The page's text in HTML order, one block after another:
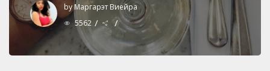
byМаргарэт Виейра
5562 / /